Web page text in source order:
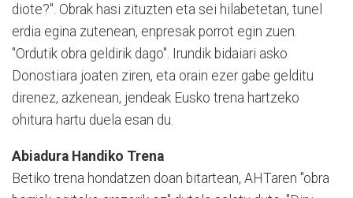
diote?". Obrak hasi zituzten eta sei hilabetetan, tunel
erdia egina zutenean, enpresak porrot egin zuen.
"Ordutik obra geldirik dago". Irundik bidaiari asko
Donostiara joaten ziren, eta orain ezer gabe gelditu
direnez, azkenean, jendeak Eusko trena hartzeko
ohitura hartu duela esan du.
Abiadura Handiko Trena
Betiko trena hondatzen doan bitartean, AHTaren "obra